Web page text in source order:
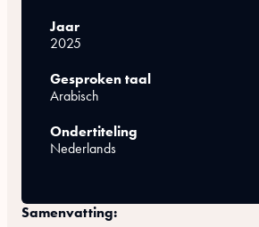
Samenvatting:
Jaar
2025
Gesproken taal
Arabisch
Ondertiteling
Nederlands